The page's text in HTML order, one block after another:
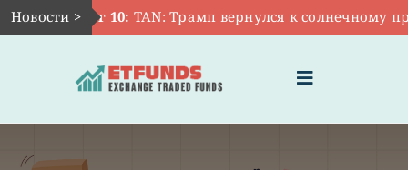
Skip
to
Новости >Авг 10:TAN: Трамп вернулся к солнечному
Toggle
Navigation
ГЛАВНАЯ